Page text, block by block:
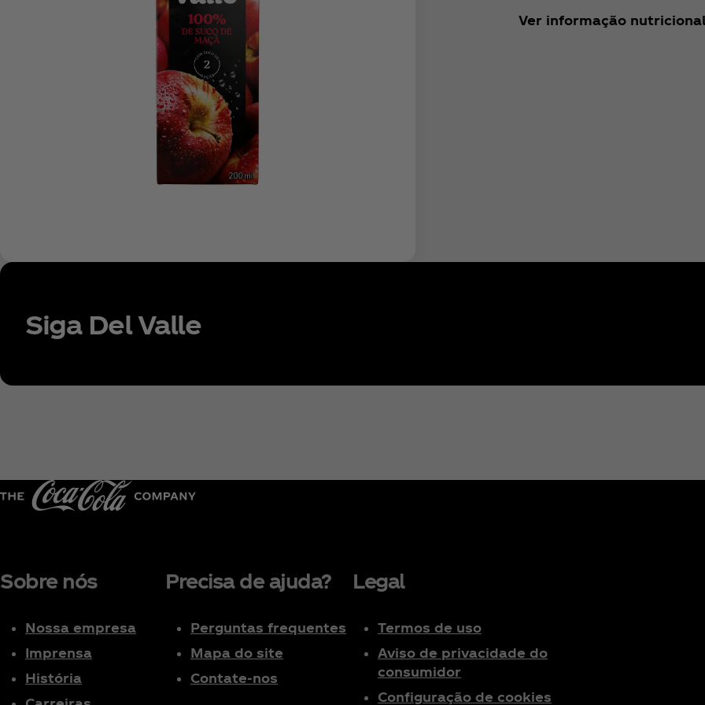
Ver informação
Siga Del Valle
Sobre nós
Nossa empresa
Imprensa
História
Precisa de ajuda?
Perguntas frequentes
Mapa do site
Contate-nos
Legal
Termos de uso
Aviso de privacidade do
consumidor
Configuração de cookies